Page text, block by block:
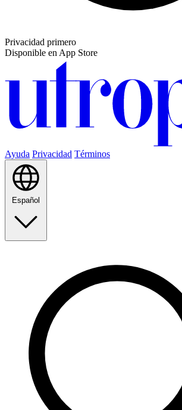
Privacidad primero
Disponible en App Store
Ayuda Privacidad Términos
Español